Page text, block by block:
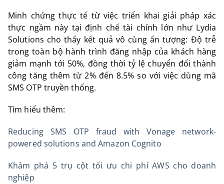
Minh chứng thực tế từ việc triển khai giải pháp xác
thực ngầm này tại định chế tài chính lớn như Lydia
Solutions cho thấy kết quả vô cùng ấn tượng: Độ trễ
trong toàn bộ hành trình đăng nhập của khách hàng
giảm mạnh tới 50%, đồng thời tỷ lệ chuyển đổi thành
công tăng thêm từ 2% đến 8.5% so với việc dùng mã
SMS OTP truyền thống.
Tìm hiểu thêm:
Reducing SMS OTP fraud with Vonage network-
powered solutions and Amazon Cognito
Khám phá 5 trụ cột tối ưu chi phí AWS cho doanh
nghiệp